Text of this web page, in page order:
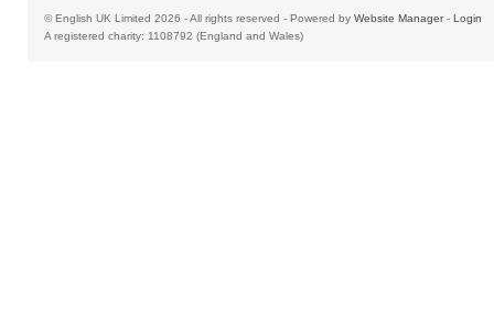
© English UK Limited 2026 - All rights reserved - Powered by Website Manager- Login
A registered charity: 1108792 (England and Wales)